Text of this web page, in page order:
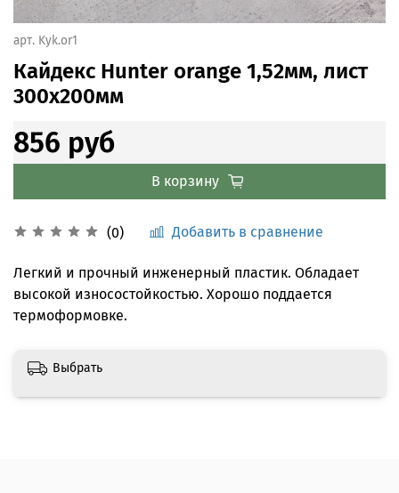
арт. Kyk.or1
Кайдекс Hunter orange 1,52мм, лист
300x200мм
(0) Добавить в сравнение
856 руб
В корзину
Легкий и прочный инженерный пластик. Обладает
высокой износостойкостью. Хорошо поддается
термоформовке.
Выбрать